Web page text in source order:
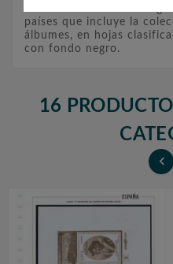
países que incluye la
álbumes, en hojas
con fondo negro.
16
